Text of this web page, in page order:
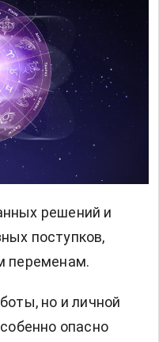
решений и
поступков,
переменам.
но и личной
опасно